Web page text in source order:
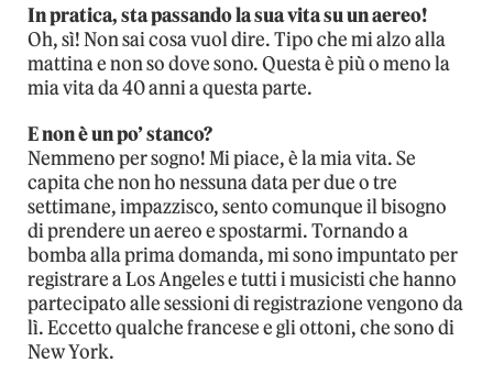
In pratica, sta passando la sua vita su un aereo!
Oh, sì! Non sai cosa vuol dire. Tipo che mi alzo alla
mattina e non so dove sono. Questa è più o meno la
mia vita da 40 anni a questa parte.
E non è un po’ stanco?
Nemmeno per sogno! Mi piace, è la mia vita. Se
capita che non ho nessuna data per due o tre
settimane, impazzisco, sento comunque il bisogno
di prendere un aereo e spostarmi. Tornando a
bomba alla prima domanda, mi sono impuntato per
registrare a Los Angeles e tutti i musicisti che hanno
partecipato alle sessioni di registrazione vengono da
lì. Eccetto qualche francese e gli ottoni, che sono di
New York.